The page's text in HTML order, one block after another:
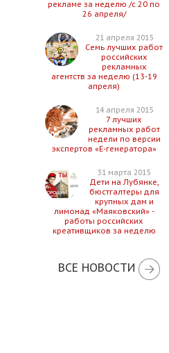
рекламе за неделю /с 20 по
26 апреля/
21 апреля 2015
Семь лучших работ
российских
рекламных
агентств за неделю (13-19
апреля)
14 апреля 2015
7 лучших
рекламных работ
недели по версии
экспертов «Е-генератора»
31 марта 2015
Дети на Лубянке,
бюстгалтеры для
крупных дам и
лимонад «Маяковский» -
работы российских
креативщиков за неделю
ВСЕ НОВОСТИ